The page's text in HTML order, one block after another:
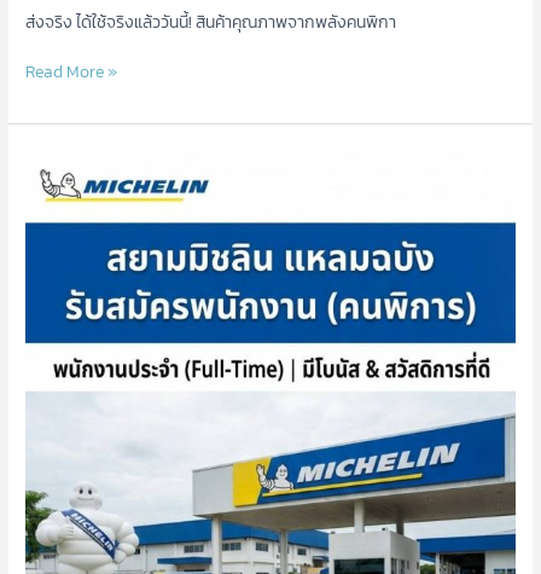
ส่งจริง ได้ใช้จริงแล้ววันนี้! สินค้าคุณภาพจากพลังคนพิกา
Read More »
ชลิน
พิการ